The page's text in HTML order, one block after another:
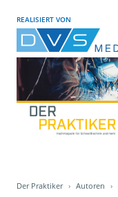
REALISIERT VON
Der Praktiker Autoren